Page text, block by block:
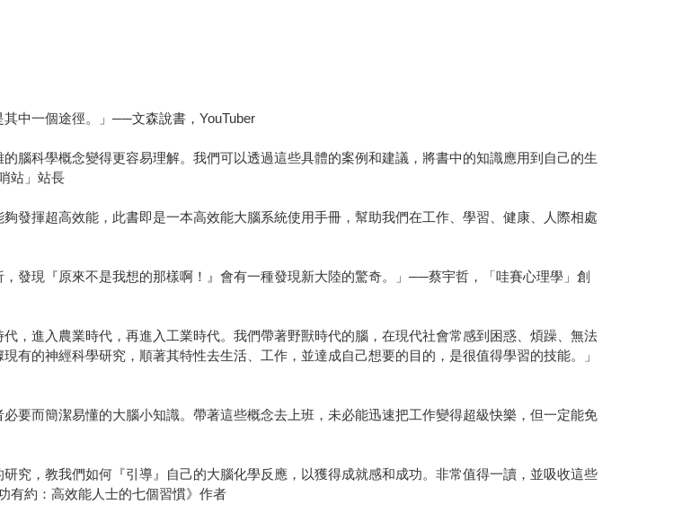
中一個途徑。」──文森說書，YouTuber
腦科學概念變得更容易理解。我們可以透過這些具體的案例和建議，將書中的知識應用到自己的生
站」站長
發揮超高效能，此書即是一本高效能大腦系統使用手冊，幫助我們在工作、學習、健康、人際相處
發現『原來不是我想的那樣啊！』會有一種發現新大陸的驚奇。」──蔡宇哲，「哇賽心理學」創
，進入農業時代，再進入工業時代。我們帶著野獸時代的腦，在現代社會常感到困惑、煩躁、無法
有的神經科學研究，順著其特性去生活、工作，並達成自己想要的目的，是很值得學習的技能。」
要而簡潔易懂的大腦小知識。帶著這些概念去上班，未必能迅速把工作變得超級快樂，但一定能免
究，教我們如何『引導』自己的大腦化學反應，以獲得成就感和成功。非常值得一讀，並吸收這些
有約：高效能人士的七個習慣》作者